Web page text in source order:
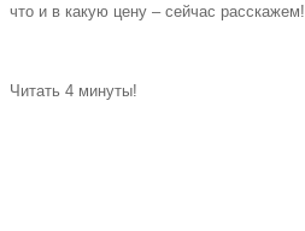
что и в какую цену – сейчас расскажем!
Читать 4 минуты!